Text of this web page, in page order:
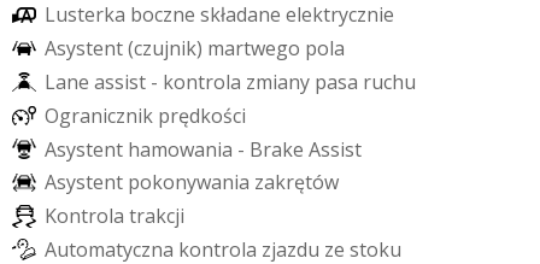
Lusterka boczne składane elektrycznie
Asystent(czujnik) martwego pola
Lane assist - kontrola zmiany pasa ruchu
Ogranicznik prędkości
Asystent hamowania - Brake Assist
Asystent pokonywania zakrętów
Kontrola trakcji
Automatyczna kontrola zjazdu ze stoku